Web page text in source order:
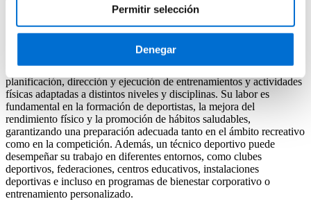
Permitir selección
Denegar
Descubre cómo convertirte en técnico deportivo de la mano de IL3-
El técnico deportivo es un profesional especializado en la
planificación, dirección y ejecución de entrenamientos y actividades
físicas adaptadas a distintos niveles y disciplinas. Su labor es
fundamental en la formación de deportistas, la mejora del
rendimiento físico y la promoción de hábitos saludables,
garantizando una preparación adecuada tanto en el ámbito recreativo
como en la competición. Además, un técnico deportivo puede
desempeñar su trabajo en diferentes entornos, como clubes
deportivos, federaciones, centros educativos, instalaciones
deportivas e incluso en programas de bienestar corporativo o
entrenamiento personalizado.